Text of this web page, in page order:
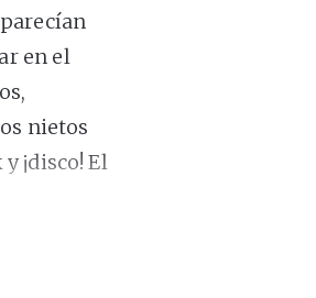
en el
nietos
¡disco! El